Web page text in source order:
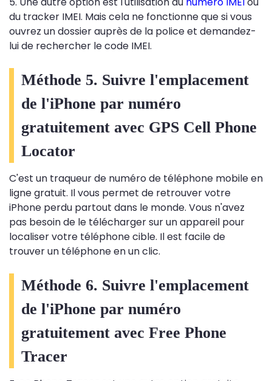
du tracker IMEI. Mais cela ne fonctionne que si vous
ouvrez un dossier auprès de la police et demandez-
lui de rechercher le code IMEI.
Méthode 5. Suivre l'emplacement
de l'iPhone par numéro
gratuitement avec GPS Cell Phone
Locator
C'est un traqueur de numéro de téléphone mobile en
ligne gratuit. Il vous permet de retrouver votre
iPhone perdu partout dans le monde. Vous n'avez
pas besoin de le télécharger sur un appareil pour
localiser votre téléphone cible. Il est facile de
trouver un téléphone en un clic.
Méthode 6. Suivre l'emplacement
de l'iPhone par numéro
gratuitement avec Free Phone
Tracer